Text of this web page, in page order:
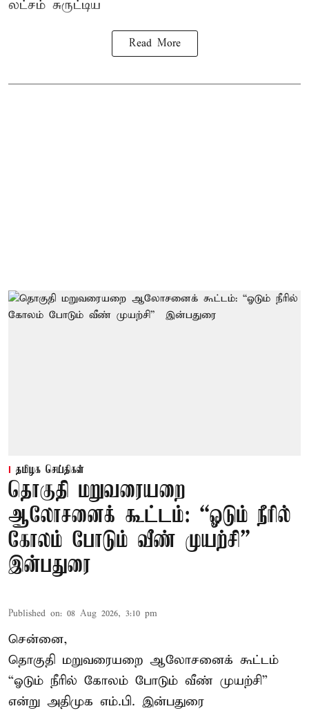
லட்சம் சுருட்டிய
Read More
தமிழக செய்திகள்
தொகுதி மறுவரையறை
ஆலோசனைக் கூட்டம்: “ஓடும் நீரில்
கோலம் போடும் வீண் முயற்சி” –
இன்பதுரை
Published on: 08 Aug 2026, 3:10 pm
சென்னை,
தொகுதி மறுவரையறை ஆலோசனைக் கூட்டம்
“ஓடும் நீரில் கோலம் போடும் வீண் முயற்சி”
என்று அதிமுக எம்.பி. இன்பதுரை